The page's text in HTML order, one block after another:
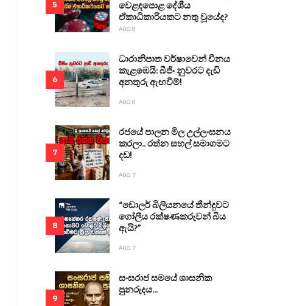
5
වෙළඳපොළ දේශීය
ඒකාධිකාරියකට නතු වූයේද?
AUG 8
6
ධාරානිපාත වර්ෂාවෙන් චීනය
කැළඹෙයි: බීජිං නුවරට දැඩි
අනතුරු ඇඟවීම්!
AUG 8
7
රජයේ පාලන මිල උල්ලංඝනය
කරලා.. රත්න සහල් සමාගමට
දඩ!
AUG 7
8
“ඩොලර් බිලියනයේ තීන්දුවට
ගෝලීය රක්ෂණකරුවන් බිය
ඇයි?”
AUG 7
9
සංඝරාජ සමයේ ශාසනික
පුනරුදය...